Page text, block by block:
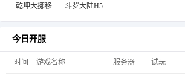
乾坤大挪移 斗罗大陆H5-极速黄金版
今日开服
时间 游戏名称 服务器 试玩